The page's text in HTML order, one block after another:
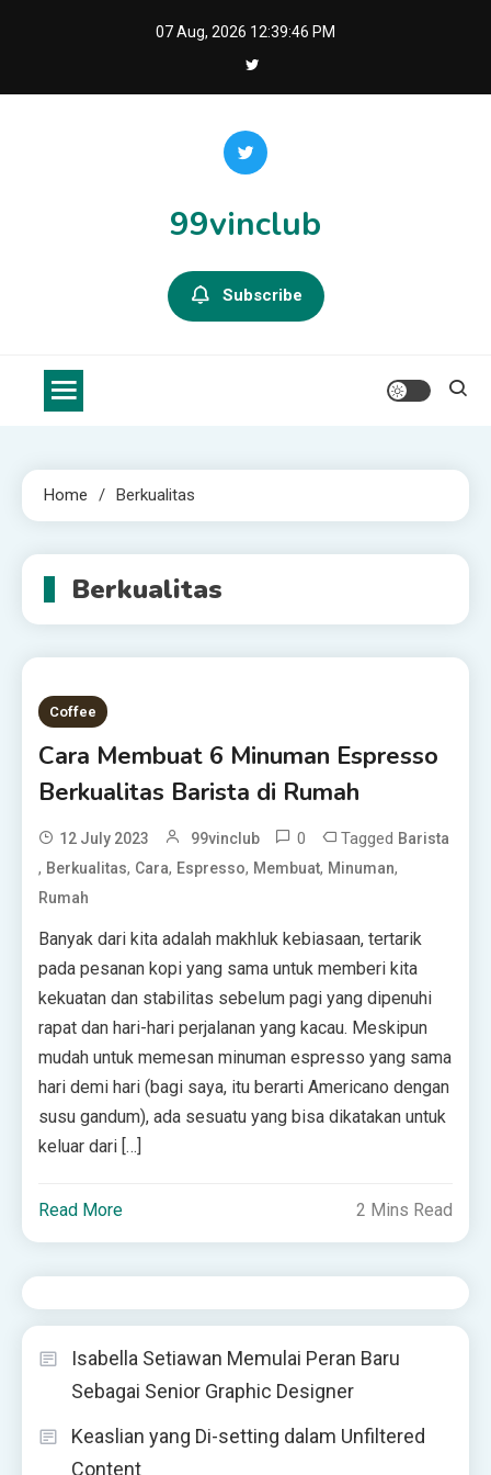
07 Aug, 2026 12:39:46 PM
99vinclub
Subscribe
Home Berkualitas
Berkualitas
Coffee
Cara Membuat 6 Minuman Espresso
Berkualitas Barista di Rumah
12 July 2023 99vinclub 0 Tagged Barista
, Berkualitas, Cara, Espresso, Membuat, Minuman,
Rumah
Banyak dari kita adalah makhluk kebiasaan, tertarik
pada pesanan kopi yang sama untuk memberi kita
kekuatan dan stabilitas sebelum pagi yang dipenuhi
rapat dan hari-hari perjalanan yang kacau. Meskipun
mudah untuk memesan minuman espresso yang sama
hari demi hari (bagi saya, itu berarti Americano dengan
susu gandum), ada sesuatu yang bisa dikatakan untuk
keluar dari […]
Read More 2 Mins Read
Isabella Setiawan Memulai Peran Baru
Sebagai Senior Graphic Designer
Keaslian yang Di-setting dalam Unfiltered
Content